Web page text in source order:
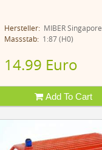
Hersteller:MIBER Singapore
Massstab:1:87 (H0)
14.99 Euro
Add To Cart